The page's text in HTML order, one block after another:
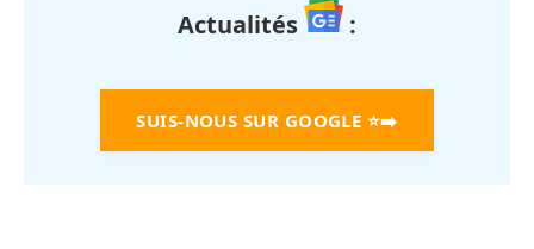
Actualités
:
SUIS-NOUS SUR GOOGLE ⭐➡️